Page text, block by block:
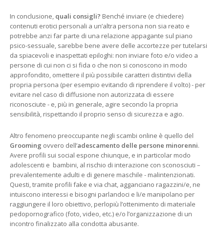
In conclusione, quali consigli? Benché inviare (e chiedere)
contenuti erotici personali a un’altra persona non sia reato e
potrebbe anzi far parte di una relazione appagante sul piano
psico-sessuale, sarebbe bene avere delle accortezze per tutelarsi
da spiacevoli e inaspettati epiloghi: non inviare foto e/o video a
persone di cui non ci si fida o che non si conoscono in modo
approfondito, omettere il più possibile caratteri distintivi della
propria persona (per esempio evitando di riprendere il volto) - per
evitare nel caso di diffusione non autorizzata di essere
riconosciute - e, più in generale, agire secondo la propria
sensibilità, rispettando il proprio senso di sicurezza e agio.
Altro fenomeno preoccupante negli scambi online è quello del
Grooming ovvero dell’adescamento delle persone minorenni.
Avere profili sui social espone chiunque, e in particolar modo
adolescenti e bambini, al rischio di interazione con sconosciuti –
prevalentemente adulti e di genere maschile - malintenzionati.
Questi, tramite profili fake e via chat, agganciano ragazzini/e, ne
intuiscono interessi e bisogni parlandoci e li/e manipolano per
raggiungere il loro obiettivo, perlopiù l’ottenimento di materiale
pedopornografico (foto, video, etc.) e/o l’organizzazione di un
incontro finalizzato alla condotta abusante.